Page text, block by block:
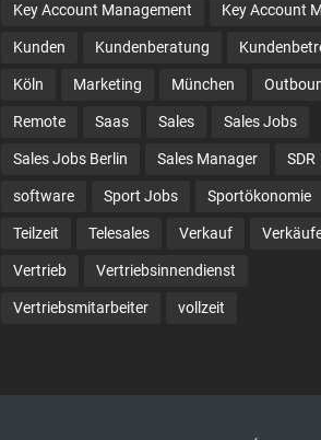
Key Account Management Key Account
Kunden Kundenberatung
Köln Marketing München
Remote Saas Sales Sales Jobs
Sales Jobs Berlin Sales Manager SDR
software Sport Jobs Sportökonomie
Teilzeit Telesales Verkauf
Vertrieb Vertriebsinnendienst
Vertriebsmitarbeiter vollzeit